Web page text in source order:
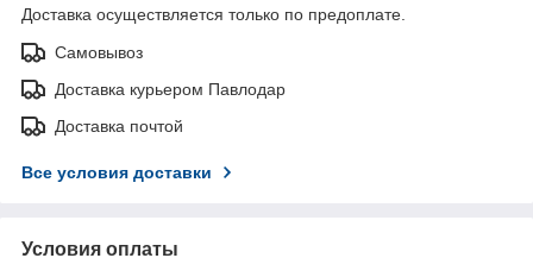
Доставка осуществляется только по предоплате.
Самовывоз
Доставка курьером Павлодар
Доставка почтой
Все условия доставки
Условия оплаты